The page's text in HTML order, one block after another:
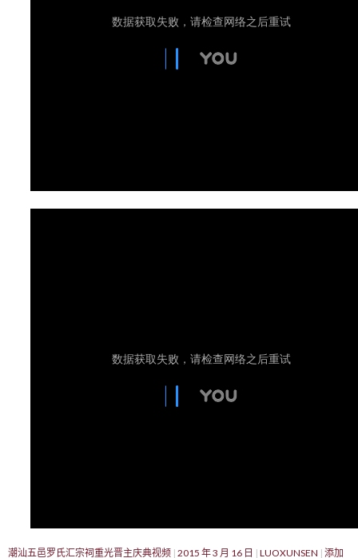
潮汕五邑罗氏汇宗祠重光晋主庆典视频 2015 年 3 月 16 日 LUOXUNSEN 添加